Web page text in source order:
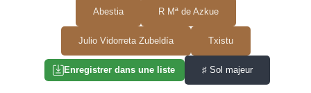
Abestia R Mª de Azkue
Julio Vidorreta Zubeldía Txistu
Enregistrer dans une liste ♯ Sol majeur